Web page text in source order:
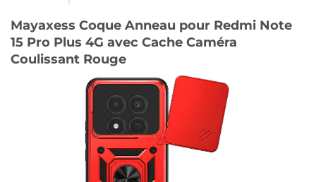
Mayaxess Coque Anneau pour Redmi Note
15 Pro Plus 4G avec Cache Caméra
Coulissant Rouge